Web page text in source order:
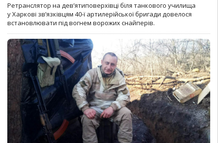
Ретранслятор на дев’ятиповерхівці біля танкового училища
у Харкові зв’язківцям 40-ї артилерійської бригади довелося
встановлювати під вогнем ворожих снайперів.